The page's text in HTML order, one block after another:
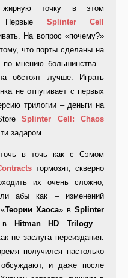
жирную точку в этом
Первые Splinter Cell
На вопрос «почему?»
что порты сделаны на
по мнению большинства –
обстоят лучше. Играть
не отпугивает с первых
трилогии – деньги на
Splinter Cell: Chaos
задаром.
в точь как с Сэмом
тормозят, скверно
их очень сложно,
абы как – изменений
Теории Хаоса» вSplinter
Hitman HD Trilogy–
не заслуга переиздания.
получился настолько
и даже после